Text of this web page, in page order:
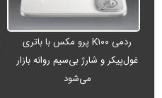
ردمی K۱۰۰ پرو مکس با باتری
غول‌پیکر و شارژ بی‌سیم روانه بازار
می‌شود